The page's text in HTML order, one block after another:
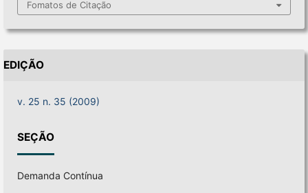
Fomatos de Citação
EDIÇÃO
v. 25 n. 35 (2009)
SEÇÃO
Demanda Contínua